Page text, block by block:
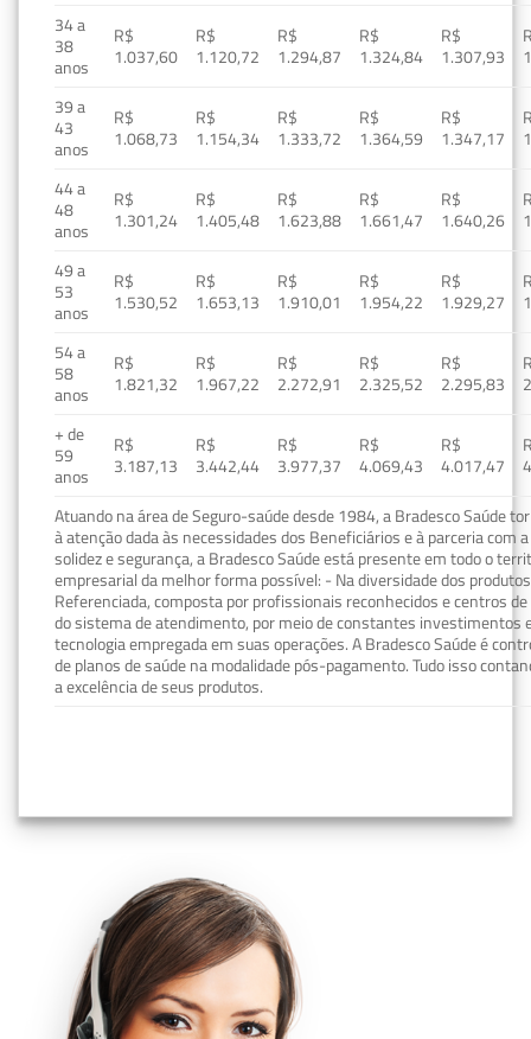
34 a
38
anos
R$
1.037,60
R$
1.120,72
R$
1.294,87
R$
1.324,84
R$
1.307,93
39 a
43
anos
R$
1.068,73
R$
1.154,34
R$
1.333,72
R$
1.364,59
R$
1.347,17
44 a
48
anos
R$
1.301,24
R$
1.405,48
R$
1.623,88
R$
1.661,47
R$
1.640,26
49 a
53
anos
R$
1.530,52
R$
1.653,13
R$
1.910,01
R$
1.954,22
R$
1.929,27
54 a
58
anos
R$
1.821,32
R$
1.967,22
R$
2.272,91
R$
2.325,52
R$
2.295,83
+ de
59
anos
R$
3.187,13
R$
3.442,44
R$
3.977,37
R$
4.069,43
R$
4.017,47
Atuando na área de Seguro-saúde desde 1984, a Bradesco Saúde
à atenção dada às necessidades dos Beneficiários e à parceria com
solidez e segurança, a Bradesco Saúde está presente em todo o
empresarial da melhor forma possível: - Na diversidade dos
Referenciada, composta por profissionais reconhecidos e centros
do sistema de atendimento, por meio de constantes investimentos
tecnologia empregada em suas operações. A Bradesco Saúde é
de planos de saúde na modalidade pós-pagamento. Tudo isso
a excelência de seus produtos.